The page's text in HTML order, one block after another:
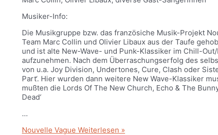
Musiker-Info:
Die Musikgruppe bzw. das französiche Musik-Projekt
Team Marc Collin und Olivier Libaux aus der Taufe
und ist alte New-Wave- und Punk-Klassiker im Chill-
aufzunehmen. Nach dem Überraschungserfolg des
von u.a. Joy Division, Undertones, Cure, Clash oder
Part‘. Hier wurden dann weitere New Wave-Klassiker
mußten die Lords Of The New Church, Echo & The
Dead‘
…
Nouvelle Vague Weiterlesen »